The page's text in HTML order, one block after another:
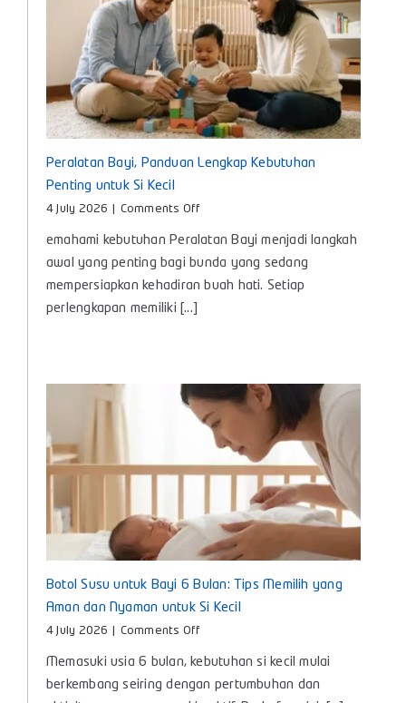
Bayi
Peralatan Bayi, Panduan Lengkap Kebutuhan
Penting untuk Si Kecil
4 July 2026 Comments Offon
Bayi,
Panduan
Lengkap
emahami kebutuhan Peralatan Bayi menjadi langkah
awal yang penting bagi bunda yang sedang
mempersiapkan kehadiran buah hati. Setiap
perlengkapan memiliki [...]
Botol Susu untuk Bayi 6 Bulan: Tips Memilih yang
Aman dan Nyaman untuk Si Kecil
4 July 2026 Comments Offon
Susu
untuk
Bayi
Memasuki usia 6 bulan, kebutuhan si kecil mulai
berkembang seiring dengan pertumbuhan dan